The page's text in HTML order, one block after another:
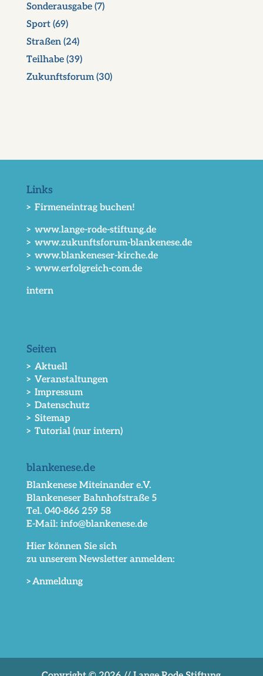
Sonderausgabe(7)
Sport(69)
Straßen(24)
Teilhabe(39)
Zukunftsforum(30)
Links
> Firmeneintrag buchen!
> www.lange-rode-stiftung.de
> www.zukunftsforum-blankenese.de
> www.blankeneser-kirche.de
> www.erfolgreich-com.de
intern
Seiten
> Aktuell
> Veranstaltungen
> Impressum
> Datenschutz
> Sitemap
> Tutorial (nur intern)
blankenese.de
Blankenese Miteinander e.V.
Blankeneser Bahnhofstraße 5
Tel. 040-866 259 58
E-Mail: info@blankenese.de
Hier können Sie sich
zu unserem Newsletter anmelden:
>Anmeldung